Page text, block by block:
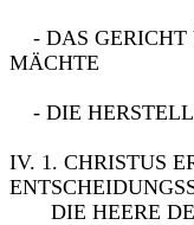
- DAS GERICHT
MÄCHTE
- DIE
IV. 1. CHRISTUS
DIE HEERE